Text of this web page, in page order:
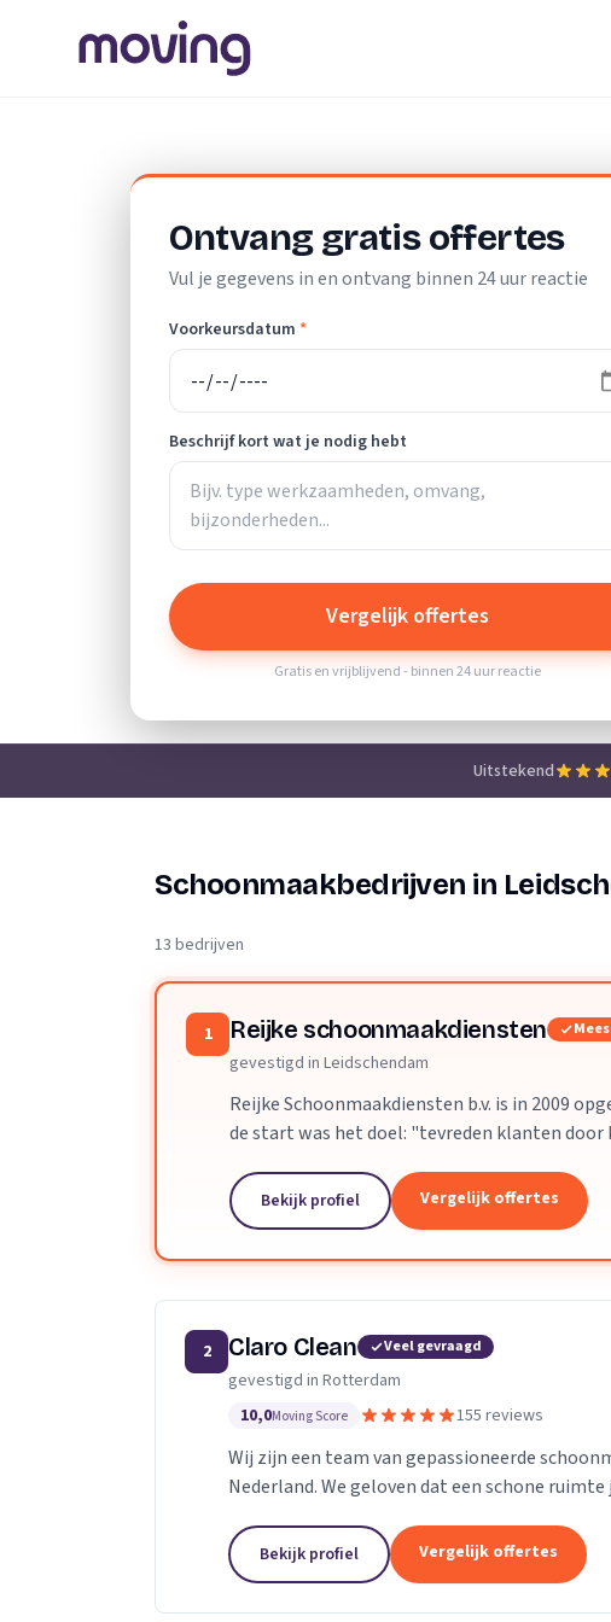
Ontvang gratis offertes
Vul je gegevens in en ontvang binnen 24 uur reactie
Voorkeursdatum *
Beschrijf kort wat je nodig hebt
Vergelijk offertes
Gratis en vrijblijvend - binnen 24 uur reactie
Uitstekend
Schoonmaakbedrijven in
13 bedrijven
1 Reijke schoonmaakdiensten
gevestigd in Leidschendam
Reijke Schoonmaakdiensten b.v. is in 2009
de start was het doel: "tevreden klanten
Bekijk profiel Vergelijk offertes
2 Claro Clean Veel gevraagd
gevestigd in Rotterdam
10,0Moving Score 155 reviews
Wij zijn een team van gepassioneerde
Nederland. We geloven dat een schone
elke woning en elk kantoor alsof het ons eigen is. Wij zijn een team
gepassioneerde schoonmaakprofessionals
Bekijk profiel Vergelijk offertes